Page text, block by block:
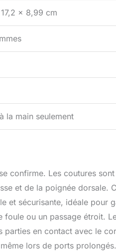
x 8,99 cm
la main seulement
confirme. Les coutures
et de la poignée dorsale.
et sécurisante, idéale pour
ou un passage étroit.
en contact avec le
lors de ports